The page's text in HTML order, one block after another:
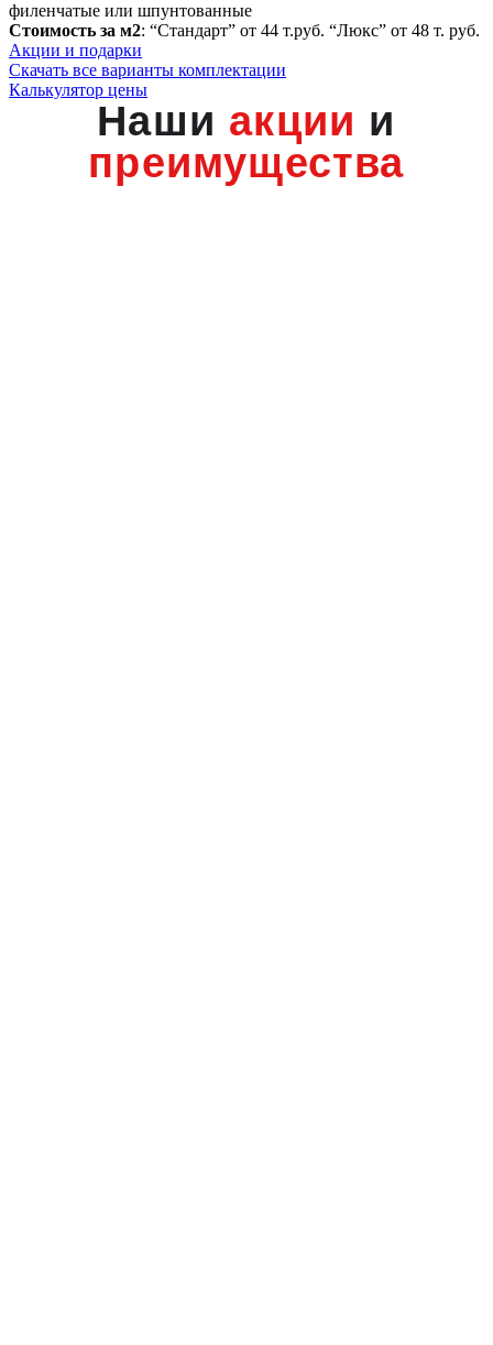
филенчатые или шпунтованные
Стоимость за м2: “Стандарт” от 44 т.руб. “Люкс” от 48 т. руб.
Акции и подарки
Скачать все варианты комплектации
Калькулятор цены
Наши акции и
преимущества